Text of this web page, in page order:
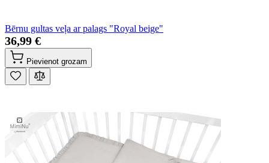
Bērnu gultas veļa ar palags "Royal beige"
36,99 €
Pievienot grozam